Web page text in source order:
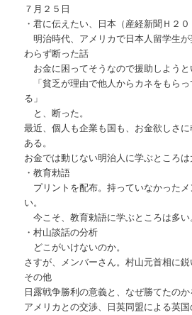
７月２５日
・君に伝えたい、日本（産経新聞Ｈ２０
明治時代、アメリカで日本人留学生
わらず断った話
お金に困ってそうなので援助しよう
「貧乏が理由で他人からカネをもら
る」
と、断った。
最近、個人も企業も国も、お金欲しさ
ある。
お金では動じない明治人に学ぶところは
・教育勅語
プリントを配布。持っていなかった
い。
今こそ、教育勅語に学ぶところは多い。
・村山談話の分析
どこがいけないのか。
さすが、メンバーさん。村山元首相に鋭
その他
日露戦争勝利の意義と、なぜ勝てたのか
アメリカとの交渉、日英同盟による英